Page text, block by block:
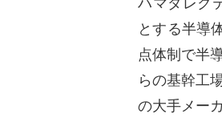
とする半導
点体制で半
らの基幹工
の大手メー